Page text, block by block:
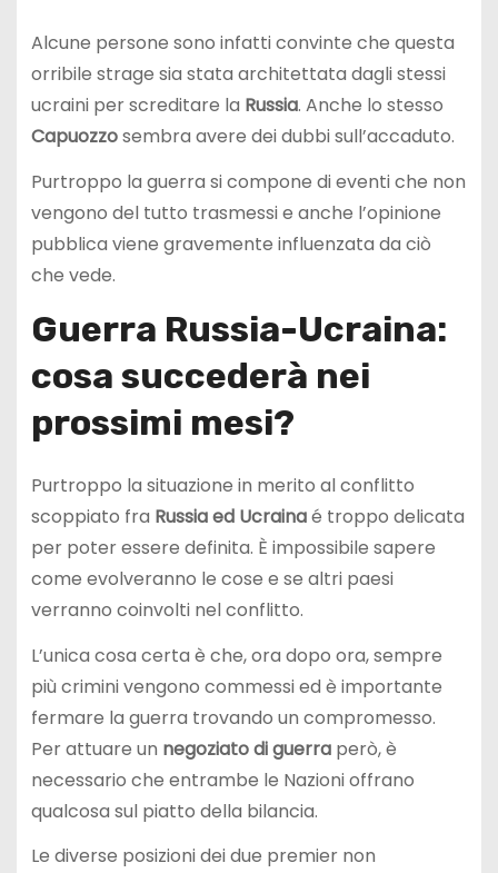
Alcune persone sono infatti convinte che questa
orribile strage sia stata architettata dagli stessi
ucraini per screditare la Russia. Anche lo stesso
Capuozzosembra avere dei dubbi sull’accaduto.
Purtroppo la guerra si compone di eventi che non
vengono del tutto trasmessi e anche l’opinione
pubblica viene gravemente influenzata da ciò
che vede.
Guerra Russia-Ucraina:
cosa succederà nei
prossimi mesi?
Purtroppo la situazione in merito al conflitto
scoppiato fra Russia ed Ucrainaé troppo delicata
per poter essere definita. È impossibile sapere
come evolveranno le cose e se altri paesi
verranno coinvolti nel conflitto.
L’unica cosa certa è che, ora dopo ora, sempre
più crimini vengono commessi ed è importante
fermare la guerra trovando un compromesso.
Per attuare un negoziato di guerraperò, è
necessario che entrambe le Nazioni offrano
qualcosa sul piatto della bilancia.
Le diverse posizioni dei due premier non